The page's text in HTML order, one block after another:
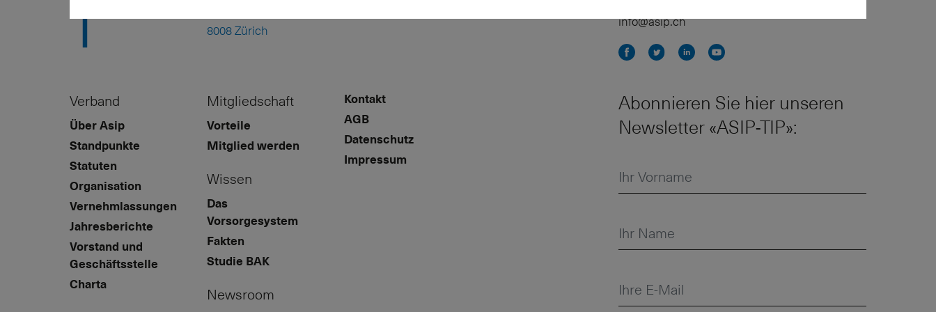
8008 Zürich
info@asip.ch
Verband
Über Asip
Standpunkte
Statuten
Organisation
Vernehmlassungen
Jahresberichte
Vorstand und
Geschäftsstelle
Charta
Mitgliedschaft
Vorteile
Mitglied werden
Wissen
Das
Vorsorgesystem
Fakten
Studie BAK
Newsroom
Kontakt
AGB
Datenschutz
Impressum
Abonnieren Sie hier unseren
Newsletter «ASIP-TIP»: